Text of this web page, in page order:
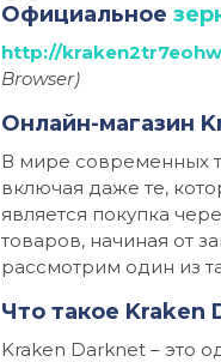
Официальное
http://
Browser)
Онлайн-магазин
В мире современных
включая даже те,
является покупка
товаров, начиная от
рассмотрим один из
Что такое Kraken
Kraken Darknet – это